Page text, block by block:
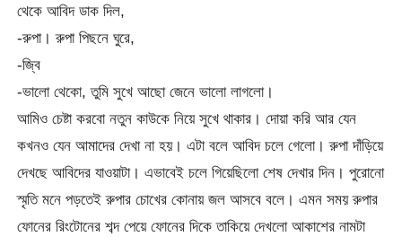
থেকে আবিদ ডাক দিল,
-রুপা। রুপা পিছনে ঘুরে,
-জ্বি
-ভালো থেকো, তুমি সুখে আছো জেনে ভালো লাগলো।
আমিও চেষ্টা করবো নতুন কাউকে নিয়ে সুখে থাকার। দোয়া করি আর যেন
কখনও যেন আমাদের দেখা না হয়। এটা বলে আবিদ চলে গেলো। রুপা দাঁড়িয়ে
দেখছে আবিদের যাওয়াটা। এভাবেই চলে গিয়েছিলো শেষ দেখার দিন। পুরোনো
স্মৃতি মনে পড়তেই রুপার চোখের কোনায় জল আসবে বলে। এমন সময় রুপার
ফোনের রিংটোনের শব্দ পেয়ে ফোনের দিকে তাকিয়ে দেখলো আকাশের নামটা